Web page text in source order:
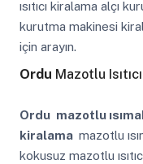
ısıtıcı kiralama alçı
kurutma makinesi
için arayın.
Ordu Mazotlu
Ordu mazotlu
kiralama mazotlu
kokusuz mazotlu